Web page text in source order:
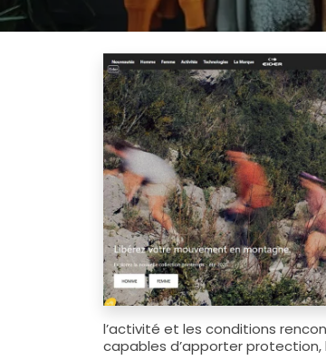
l’activité et les conditions
capables d’apporter